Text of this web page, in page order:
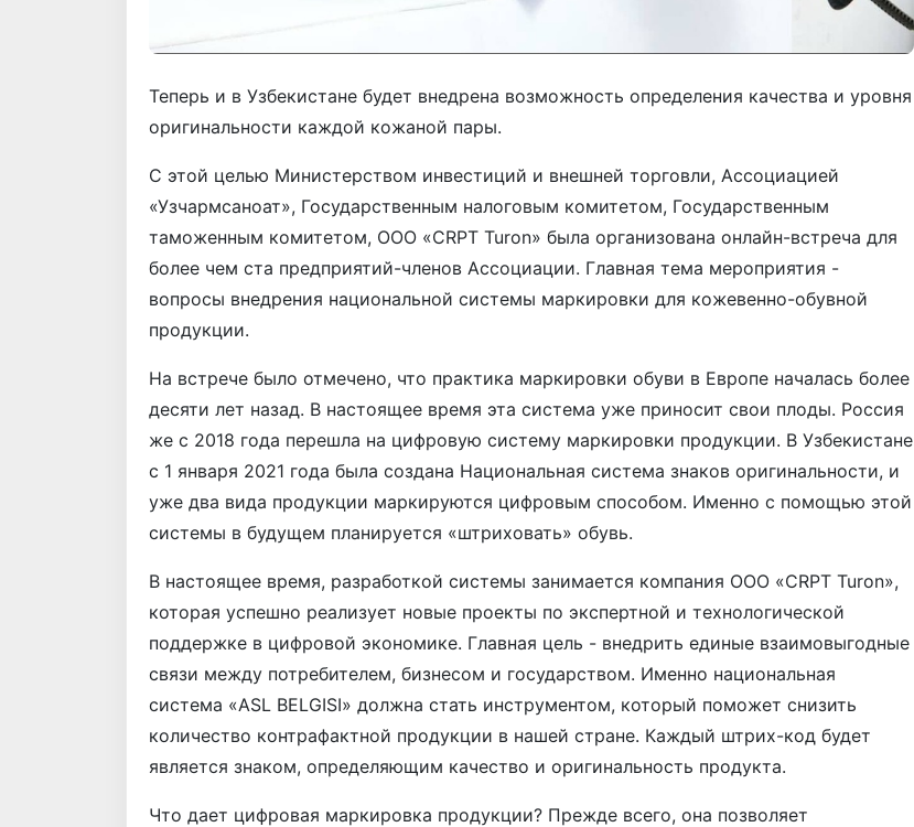
Теперь и в Узбекистане будет внедрена возможность определения качества и уровня
оригинальности каждой кожаной пары.
С этой целью Министерством инвестиций и внешней торговли, Ассоциацией
«Узчармсаноат», Государственным налоговым комитетом, Государственным
таможенным комитетом, ООО «СRPT Turon» была организована онлайн-встреча для
более чем ста предприятий-членов Ассоциации. Главная тема мероприятия -
вопросы внедрения национальной системы маркировки для кожевенно-обувной
продукции.
На встрече было отмечено, что практика маркировки обуви в Европе началась более
десяти лет назад. В настоящее время эта система уже приносит свои плоды. Россия
же с 2018 года перешла на цифровую систему маркировки продукции. В Узбекистане
с 1 января 2021 года была создана Национальная система знаков оригинальности, и
уже два вида продукции маркируются цифровым способом. Именно с помощью этой
системы в будущем планируется «штриховать» обувь.
В настоящее время, разработкой системы занимается компания ООО «CRPT Turon»,
которая успешно реализует новые проекты по экспертной и технологической
поддержке в цифровой экономике. Главная цель - внедрить единые взаимовыгодные
связи между потребителем, бизнесом и государством. Именно национальная
система «ASL BELGISI» должна стать инструментом, который поможет снизить
количество контрафактной продукции в нашей стране. Каждый штрих-код будет
является знаком, определяющим качество и оригинальность продукта.
Что дает цифровая маркировка продукции? Прежде всего, она позволяет